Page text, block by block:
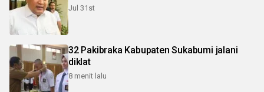
Jul 31st
32 Pakibraka Kabupaten Sukabumi jalani
diklat
8 menit lalu